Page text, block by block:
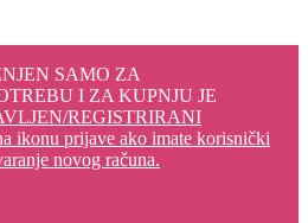
SAMO ZA
I ZA KUPNJU JE
REGISTRIRANI
ikonu prijave ako imate korisnički
novog računa.